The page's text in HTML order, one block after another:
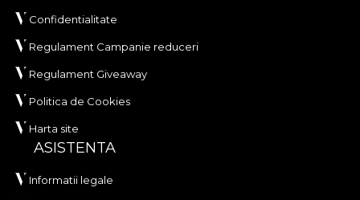
Confidentialitate
Regulament Campanie reduceri
Regulament Giveaway
Politica de Cookies
Harta site
ASISTENTA
Informatii legale